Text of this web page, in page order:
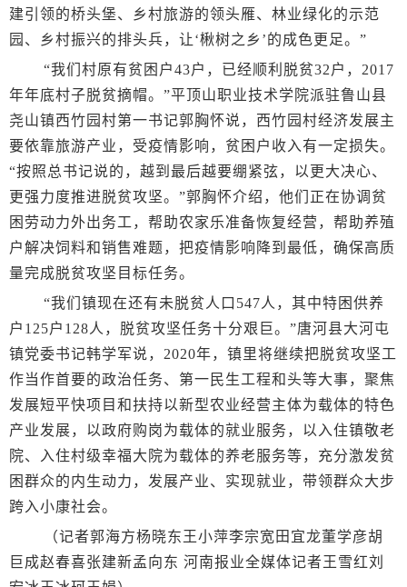
建引领的桥头堡、乡村旅游的领头雁、林业绿化的示范
园、乡村振兴的排头兵，让‘楸树之乡’的成色更足。”
“我们村原有贫困户43户，已经顺利脱贫32户，2017
年年底村子脱贫摘帽。”平顶山职业技术学院派驻鲁山县
尧山镇西竹园村第一书记郭胸怀说，西竹园村经济发展主
要依靠旅游产业，受疫情影响，贫困户收入有一定损失。
“按照总书记说的，越到最后越要绷紧弦，以更大决心、
更强力度推进脱贫攻坚。”郭胸怀介绍，他们正在协调贫
困劳动力外出务工，帮助农家乐准备恢复经营，帮助养殖
户解决饲料和销售难题，把疫情影响降到最低，确保高质
量完成脱贫攻坚目标任务。
“我们镇现在还有未脱贫人口547人，其中特困供养
户125户128人，脱贫攻坚任务十分艰巨。”唐河县大河屯
镇党委书记韩学军说，2020年，镇里将继续把脱贫攻坚工
作当作首要的政治任务、第一民生工程和头等大事，聚焦
发展短平快项目和扶持以新型农业经营主体为载体的特色
产业发展，以政府购岗为载体的就业服务，以入住镇敬老
院、入住村级幸福大院为载体的养老服务等，充分激发贫
困群众的内生动力，发展产业、实现就业，带领群众大步
跨入小康社会。
（记者郭海方杨晓东王小萍李宗宽田宜龙董学彦胡
巨成赵春喜张建新孟向东 河南报业全媒体记者王雪红刘